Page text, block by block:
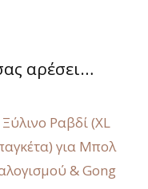
αρέσει…